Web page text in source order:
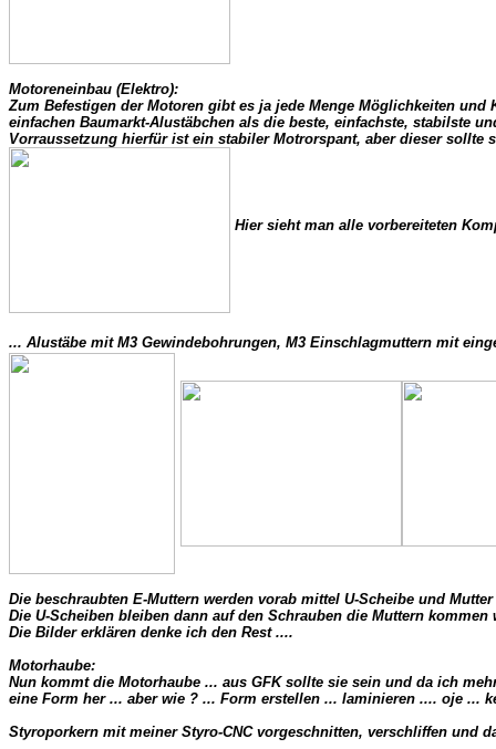
Motoreneinbau (Elektro):
Zum Befestigen der Motoren gibt es ja jede Menge Möglichkeiten
einfachen Baumarkt-Alustäbchen als die beste, einfachste, stabilste
Hier sieht man alle vorbereiteten
... Alustäbe mit M3 Gewindebohrungen, M3 Einschlagmuttern mit
Die beschraubten E-Muttern werden vorab mittel U-Scheibe und
Die U-Scheiben bleiben dann auf den Schrauben die Muttern kommen
Die Bilder erklären denke ich den Rest ....
Motorhaube:
Nun kommt die Motorhaube ... aus GFK sollte sie sein und da ich
eine Form her ... aber wie ? ... Form erstellen ... laminieren .... oje ...
Styroporkern mit meiner Styro-CNC vorgeschnitten, verschliffen und